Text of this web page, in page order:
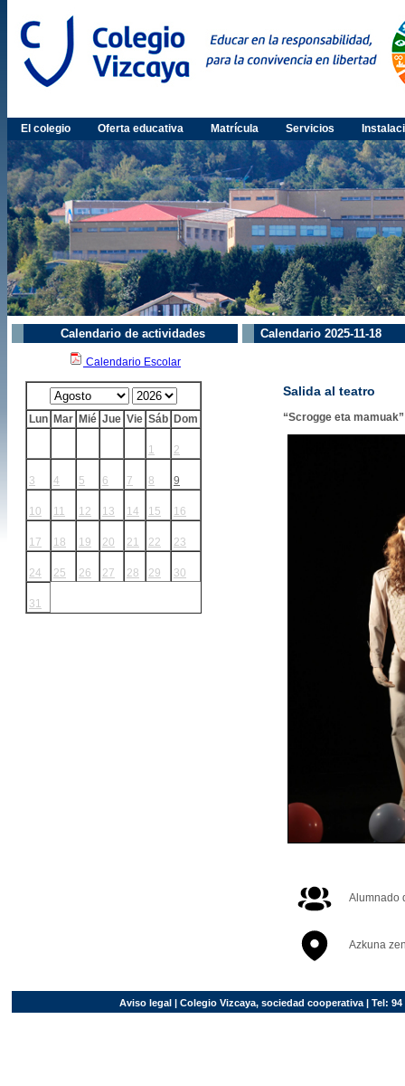
El colegio Oferta educativa Matrícula Servicios
Calendario 2025-11-18
Salida al teatro
“Scrogge eta mamuak”
Alumnado
Azkuna
Calendario de actividades
Calendario Escolar
Lun Mar Mié Jue Vie Sáb Dom
1 2
3 4 5 6 7 8 9
10 11 12 13 14 15 16
17 18 19 20 21 22 23
24 25 26 27 28 29 30
31
Aviso legal| Colegio Vizcaya, sociedad cooperativa | Tel: 94